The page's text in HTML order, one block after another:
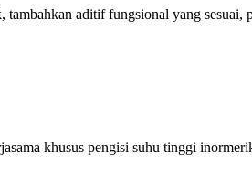
aditif fungsional yang sesuai,
khusus pengisi suhu tinggi